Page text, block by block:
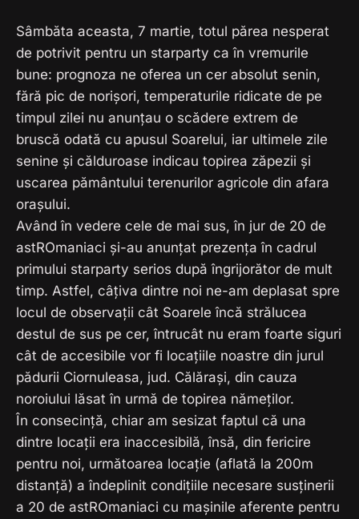
Sâmbăta aceasta, 7 martie, totul părea nesperat
de potrivit pentru un starparty ca în vremurile
bune: prognoza ne oferea un cer absolut senin,
fără pic de norișori, temperaturile ridicate de pe
timpul zilei nu anunțau o scădere extrem de
bruscă odată cu apusul Soarelui, iar ultimele zile
senine și călduroase indicau topirea zăpezii și
uscarea pământului terenurilor agricole din afara
orașului.
Având în vedere cele de mai sus, în jur de 20 de
astROmaniaci și-au anunțat prezența în cadrul
primului starparty serios după îngrijorător de mult
timp. Astfel, câțiva dintre noi ne-am deplasat spre
locul de observații cât Soarele încă strălucea
destul de sus pe cer, întrucât nu eram foarte siguri
cât de accesibile vor fi locațiile noastre din jurul
pădurii Ciornuleasa, jud. Călărași, din cauza
noroiului lăsat în urmă de topirea nămeților.
În consecință, chiar am sesizat faptul că una
dintre locații era inaccesibilă, însă, din fericire
pentru noi, următoarea locație (aflată la 200m
distanță) a îndeplinit condițiile necesare susținerii
a 20 de astROmaniaci cu mașinile aferente pentru